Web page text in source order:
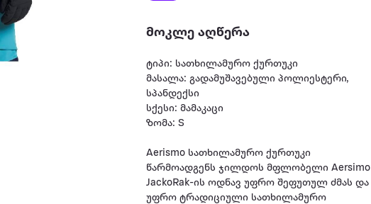
მოკლე აღწერა
ტიპი: სათხილამურო ქურთუკი
მასალა: გადამუშავებული პოლიესტერი,
სპანდექსი
სქესი: მამაკაცი
ზომა: S
Aerismo სათხილამურო ქურთუკი
წარმოადგენს ჯილდოს მფლობელი Aersimo
JackoRak-ის ოდნავ უფრო შეფუთულ ძმას და
უფრო ტრადიციული სათხილამურო